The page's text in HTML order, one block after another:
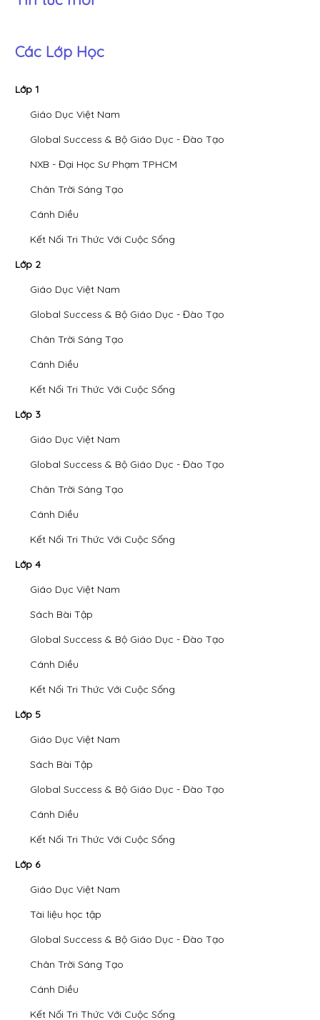
Các Lớp Học
Lớp 1
Giáo Dục Việt Nam
Global Success & Bộ Giáo Dục - Đào Tạo
NXB - Đại Học Sư Phạm TPHCM
Chân Trời Sáng Tạo
Cánh Diều
Kết Nối Tri Thức Với Cuộc Sống
Lớp 2
Giáo Dục Việt Nam
Global Success & Bộ Giáo Dục - Đào Tạo
Chân Trời Sáng Tạo
Cánh Diều
Kết Nối Tri Thức Với Cuộc Sống
Lớp 3
Giáo Dục Việt Nam
Global Success & Bộ Giáo Dục - Đào Tạo
Chân Trời Sáng Tạo
Cánh Diều
Kết Nối Tri Thức Với Cuộc Sống
Lớp 4
Giáo Dục Việt Nam
Sách Bài Tập
Global Success & Bộ Giáo Dục - Đào Tạo
Cánh Diều
Kết Nối Tri Thức Với Cuộc Sống
Lớp 5
Giáo Dục Việt Nam
Sách Bài Tập
Global Success & Bộ Giáo Dục - Đào Tạo
Cánh Diều
Kết Nối Tri Thức Với Cuộc Sống
Lớp 6
Giáo Dục Việt Nam
Tài liệu học tập
Global Success & Bộ Giáo Dục - Đào Tạo
Chân Trời Sáng Tạo
Cánh Diều
Kết Nối Tri Thức Với Cuộc Sống